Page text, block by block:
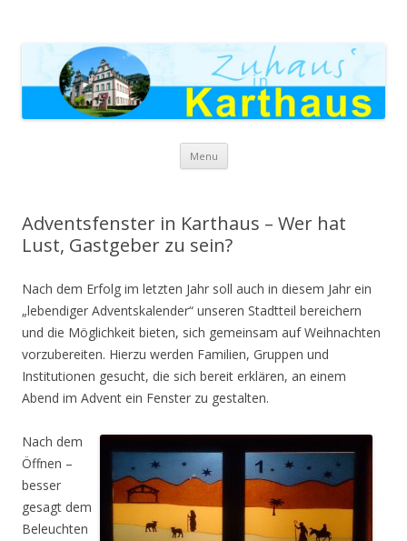
Menu Skip to content
Adventsfenster in Karthaus – Wer hat
Lust, Gastgeber zu sein?
Nach dem Erfolg im letzten Jahr soll auch in diesem Jahr ein
„lebendiger Adventskalender“ unseren Stadtteil bereichern
und die Möglichkeit bieten, sich gemeinsam auf Weihnachten
vorzubereiten. Hierzu werden Familien, Gruppen und
Institutionen gesucht, die sich bereit erklären, an einem
Abend im Advent ein Fenster zu gestalten.
Nach dem
Öffnen –
besser
gesagt dem
Beleuchten